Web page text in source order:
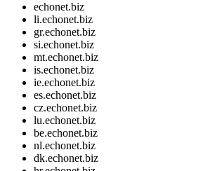
echonet.biz
li.echonet.biz
gr.echonet.biz
si.echonet.biz
mt.echonet.biz
is.echonet.biz
ie.echonet.biz
es.echonet.biz
cz.echonet.biz
lu.echonet.biz
be.echonet.biz
nl.echonet.biz
dk.echonet.biz